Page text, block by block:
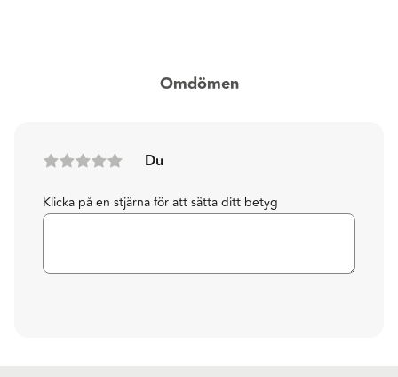
Omdömen
Du
Klicka på en stjärna för att sätta ditt betyg